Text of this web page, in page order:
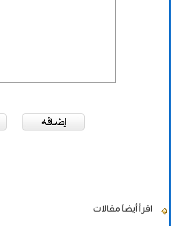
اقرأ أيضاً مقالات